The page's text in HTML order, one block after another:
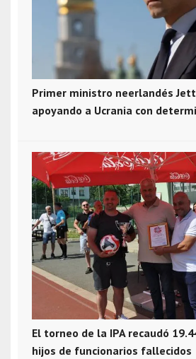
Primer ministro neerlandés
apoyando a Ucrania con
El torneo de la IPA recaudó
hijos de funcionarios fallecidos